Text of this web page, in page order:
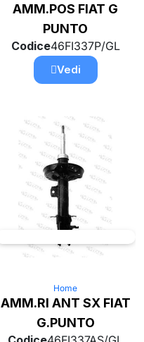
AMM.POS FIAT G
PUNTO
Codice46FI337P/GL
Vedi
Home
AMM.RI ANT SX FIAT
G.PUNTO